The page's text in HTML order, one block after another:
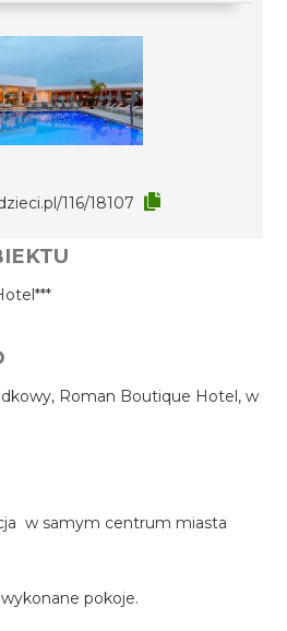
116/18107
Roman Boutique Hotel, w
w samym centrum miasta
pokoje.